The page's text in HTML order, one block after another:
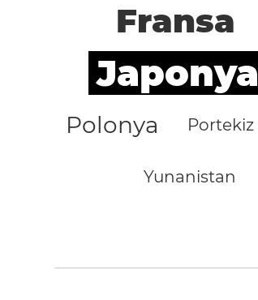
Fransa
Japonya
Polonya Portekiz
Yunanistan